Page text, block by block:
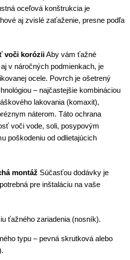
oceľová konštrukcia je
aj zvislé zaťaženie, presne podľa
voči koróziiAby vám ťažné
v náročných podmienkach, je
ocele. Povrch je ošetrený
– najčastejšie kombináciou
lakovania (komaxit),
náterom. Táto ochrana
voči vode, soli, posypovým
poškodeniu od odlietajúcich
montáž Súčasťou dodávky je
pre inštaláciu na vaše
ťažného zariadenia (nosník).
typu – pevná skrutková alebo